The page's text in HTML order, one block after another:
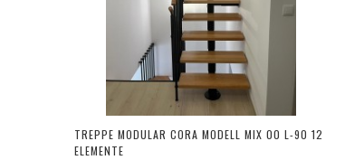
TREPPE MODULAR CORA MODELL MIX 00 L-90 12
ELEMENTE